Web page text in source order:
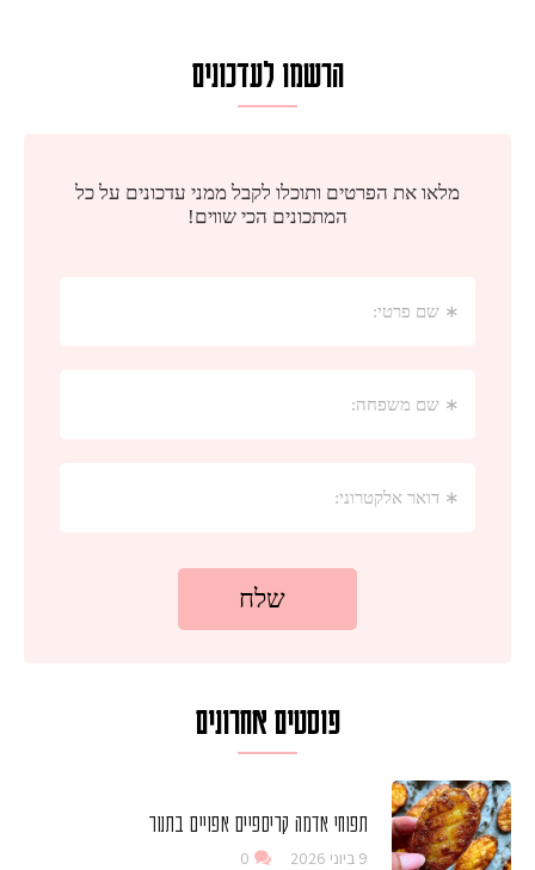
הרשמו לעדכונים
פוסטים אחרונים
תפוחי אדמה קריספיים אפויים בתנור
9 ביוני 2026 0